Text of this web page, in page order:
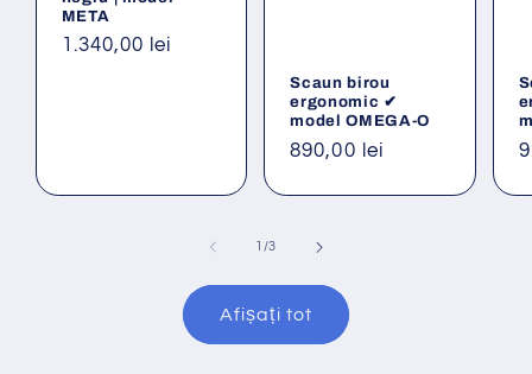
META
Preț
1.340,00 lei
Scaun birou
ergonomic ✔
model OMEGA-O
Preț
890,00 lei
1 /din
3
Afișați tot